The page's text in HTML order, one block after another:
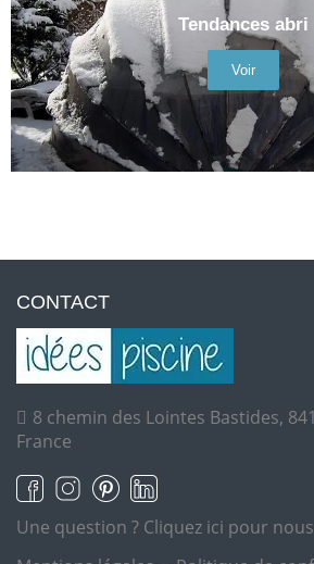
Tendances abri
Voir
CONTACT
8 chemin des Lointes Bastides,
France
Une question ? Cliquez ici pour